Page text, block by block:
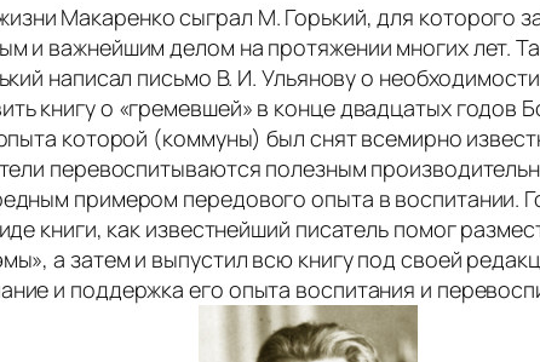
Макаренко сыграл М. Горький, для которого
и важнейшим делом на протяжении многих лет.
написал письмо В. И. Ульянову о
книгу о «гремевшей» в конце двадцатых
которой (коммуны) был снят всемирно
перевоспитываются полезным
примером передового опыта в воспитании.
книги, как известнейший писатель помог
а затем и выпустил всю книгу под своей
и поддержка его опыта воспитания и